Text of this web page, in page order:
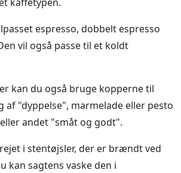
espresso, dobbelt espresso
vil også passe til et koldt
kan du også bruge kopperne til
"dyppelse", marmelade eller pesto
andet "småt og godt".
i stentøjsler, der er brændt ved
kan sagtens vaske den i